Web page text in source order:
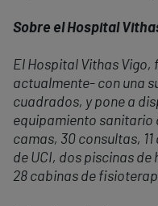
Sobre el Hospital
El Hospital Vithas Vigo,
actualmente- con una
cuadrados, y pone a
equipamiento sanitario
camas, 30 consultas,
de UCI, dos piscinas
28 cabinas de